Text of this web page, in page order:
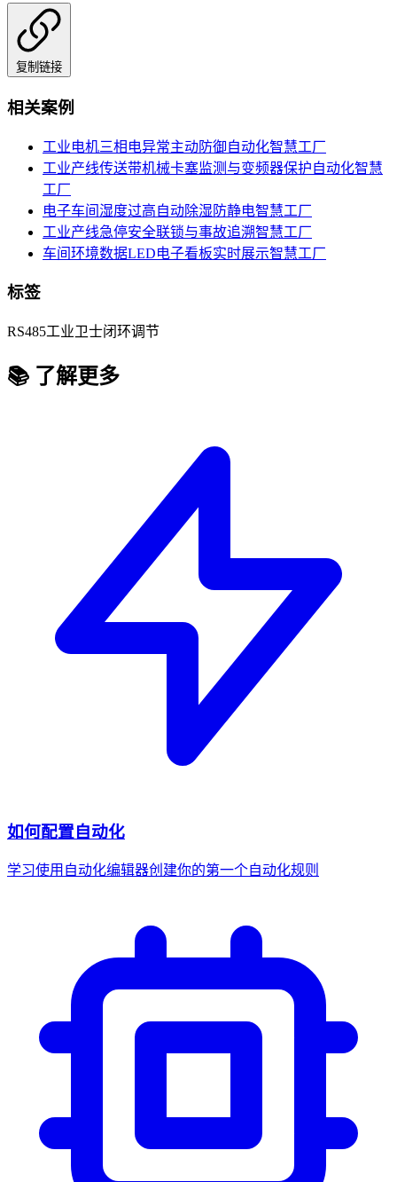
复制链接
相关案例
工业电机三相电异常主动防御自动化智慧工厂
工业产线传送带机械卡塞监测与变频器保护自动化智慧
工厂
电子车间湿度过高自动除湿防静电智慧工厂
工业产线急停安全联锁与事故追溯智慧工厂
车间环境数据LED电子看板实时展示智慧工厂
标签
RS485工业卫士闭环调节
📚 了解更多
如何配置自动化
学习使用自动化编辑器创建你的第一个自动化规则